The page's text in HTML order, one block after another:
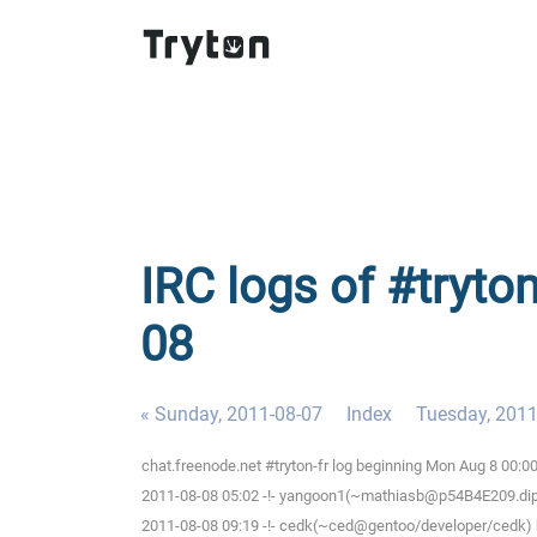
IRC logs of
08
« Sunday, 2011-08-07 Index Tuesday,
chat.freenode.net #tryton-fr log beginning Mon Aug 8
2011-08-08 05:02 -!-
2011-08-08 09:19 -!- cedk(~ced@gentoo/developer/